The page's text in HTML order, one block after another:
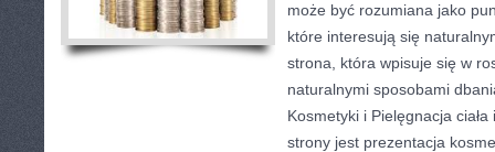
może być rozumiana jako
które interesują się
strona, która wpisuje się w
naturalnymi sposobami
Kosmetyki i Pielęgnacja ciała
strony jest prezentacja